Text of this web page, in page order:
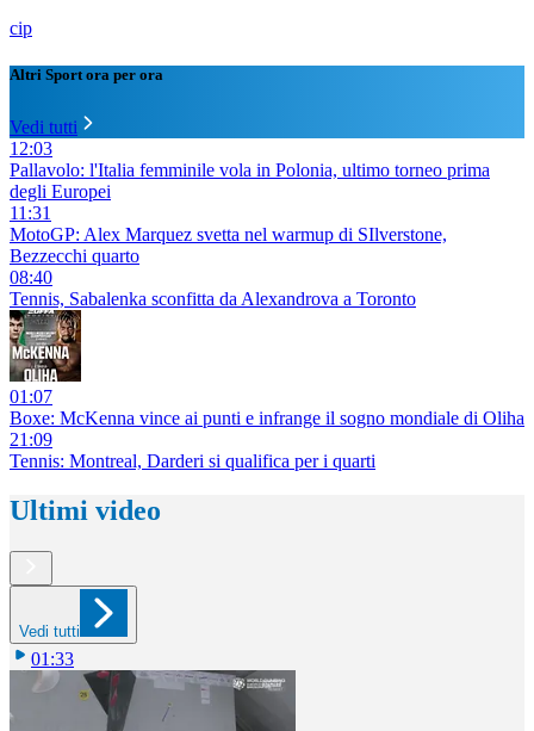
cip
Altri Sport ora per ora
Vedi tutti
12:03
Pallavolo: l'Italia femminile vola in Polonia, ultimo torneo prima
degli Europei
11:31
MotoGP: Alex Marquez svetta nel warmup di SIlverstone,
Bezzecchi quarto
08:40
Tennis, Sabalenka sconfitta da Alexandrova a Toronto
01:07
Boxe: McKenna vince ai punti e infrange il sogno mondiale di Oliha
21:09
Tennis: Montreal, Darderi si qualifica per i quarti
Ultimi video
Vedi tutti
01:33